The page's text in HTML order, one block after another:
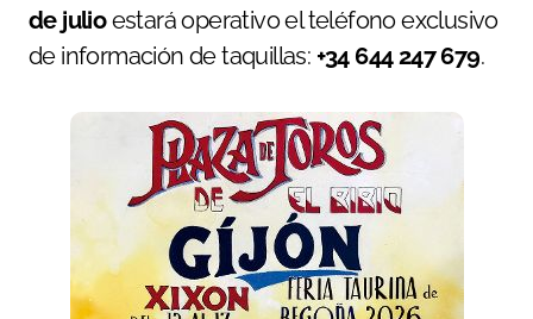
de julioestará operativo el teléfono exclusivo
de información de taquillas: +34 644 247 679.